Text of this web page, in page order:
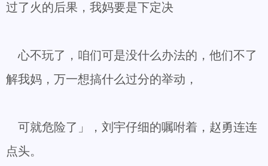
过了火的后果，我妈要是下定决
心不玩了，咱们可是没什么办法的，他们不了
解我妈，万一想搞什么过分的举动，
可就危险了」，刘宇仔细的嘱咐着，赵勇连连
点头。